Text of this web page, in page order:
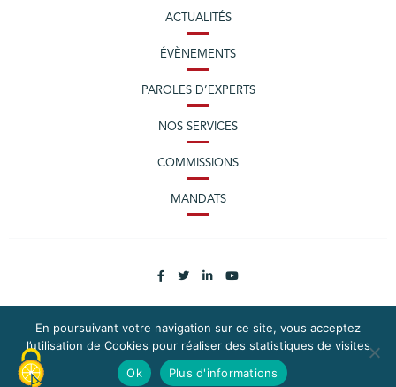
ACTUALITÉS
ÉVÈNEMENTS
PAROLES D’EXPERTS
NOS SERVICES
COMMISSIONS
MANDATS
PLAN DU SITE
MENTIONS LÉGALES
CONTACTEZ LA CPME LOIRE-ATLANTIQUE
En poursuivant votre navigation sur ce site, vous acceptez
l’utilisation de Cookies pour réaliser des statistiques de visites
Ok
Plus d'informations